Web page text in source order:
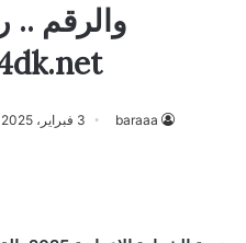
والرقم ..
baraaa 3 فبراير، 2025